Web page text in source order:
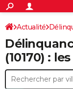
ACTUALITÉS
Politique
Société
Faits Divers
Education
Monde
Villes
+
SPORT
Coupe du monde
Football
Tennis
Cyclisme
Rugby
Forum
Programme TV
TNT
Streaming
Cinéma
Sorties cinéma
Musique
+
FINANCE
Actualité
(10170) :